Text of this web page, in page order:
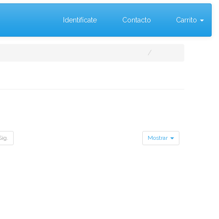
Identifícate Contacto Carrito
Mostrar